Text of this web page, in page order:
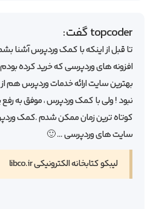
topcoderگفت:
تا قبل از اینکه با کمک وردپرس آشنا
افزونه های وردپرسی که خرید کرده
بهترین سایت ارائه خدمات وردپرس هم از
نبود ! ولی با کمک وردپرس ، موفق به
کوتاه ترین زمان ممکن شدم .کمک
سایت های وردپرسی … 🙂
لیبکو کتابخانه الکترونیکی libco.ir